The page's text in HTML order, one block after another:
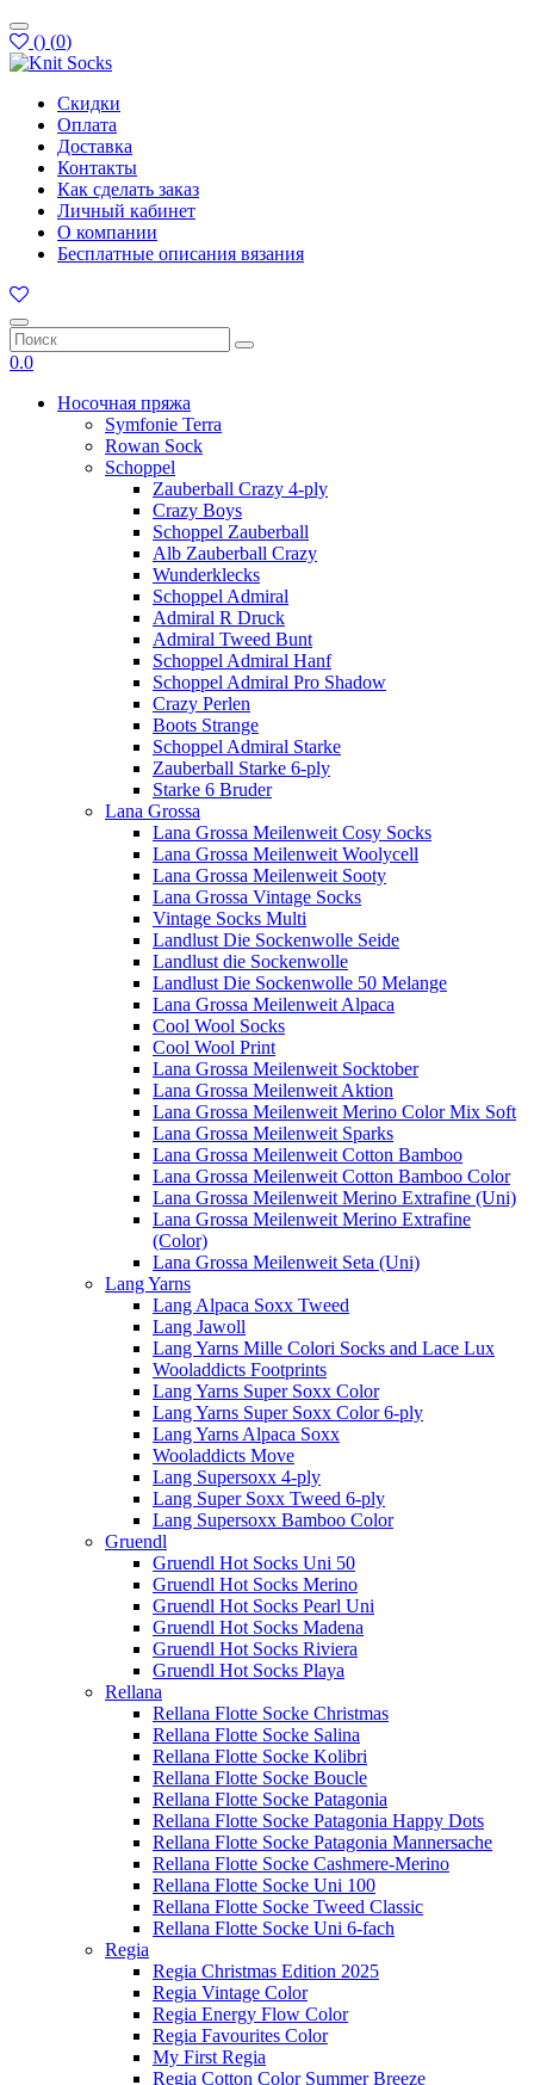
() (0)
Скидки
Оплата
Доставка
Контакты
Как сделать заказ
Личный кабинет
О компании
Бесплатные описания вязания
0.0
Носочная пряжа
Symfonie Terra
Rowan Sock
Schoppel
Zauberball Crazy 4-ply
Crazy Boys
Schoppel Zauberball
Alb Zauberball Crazy
Wunderklecks
Schoppel Admiral
Admiral R Druck
Admiral Tweed Bunt
Schoppel Admiral Hanf
Schoppel Admiral Pro Shadow
Crazy Perlen
Boots Strange
Schoppel Admiral Starke
Zauberball Starke 6-ply
Starke 6 Bruder
Lana Grossa
Lana Grossa Meilenweit Cosy Socks
Lana Grossa Meilenweit Woolycell
Lana Grossa Meilenweit Sooty
Lana Grossa Vintage Socks
Vintage Socks Multi
Landlust Die Sockenwolle Seide
Landlust die Sockenwolle
Landlust Die Sockenwolle 50 Melange
Lana Grossa Meilenweit Alpaca
Cool Wool Socks
Cool Wool Print
Lana Grossa Meilenweit Socktober
Lana Grossa Meilenweit Aktion
Lana Grossa Meilenweit Merino Color Mix Soft
Lana Grossa Meilenweit Sparks
Lana Grossa Meilenweit Cotton Bamboo
Lana Grossa Meilenweit Cotton Bamboo Color
Lana Grossa Meilenweit Merino Extrafine (Uni)
Lana Grossa Meilenweit Merino Extrafine
(Color)
Lana Grossa Meilenweit Seta (Uni)
Lang Yarns
Lang Alpaca Soxx Tweed
Lang Jawoll
Lang Yarns Mille Colori Socks and Lace Lux
Wooladdicts Footprints
Lang Yarns Super Soxx Color
Lang Yarns Super Soxx Color 6-ply
Lang Yarns Alpaca Soxx
Wooladdicts Move
Lang Supersoxx 4-ply
Lang Super Soxx Tweed 6-ply
Lang Supersoxx Bamboo Color
Gruendl
Gruendl Hot Socks Uni 50
Gruendl Hot Socks Merino
Gruendl Hot Socks Pearl Uni
Gruendl Hot Socks Madena
Gruendl Hot Socks Riviera
Gruendl Hot Socks Playa
Rellana
Rellana Flotte Socke Christmas
Rellana Flotte Socke Salina
Rellana Flotte Socke Kolibri
Rellana Flotte Socke Boucle
Rellana Flotte Socke Patagonia
Rellana Flotte Socke Patagonia Happy Dots
Rellana Flotte Socke Patagonia Mannersache
Rellana Flotte Socke Cashmere-Merino
Rellana Flotte Socke Uni 100
Rellana Flotte Socke Tweed Classic
Rellana Flotte Socke Uni 6-fach
Regia
Regia Christmas Edition 2025
Regia Vintage Color
Regia Energy Flow Color
Regia Favourites Color
My First Regia
Regia Cotton Color Summer Breeze